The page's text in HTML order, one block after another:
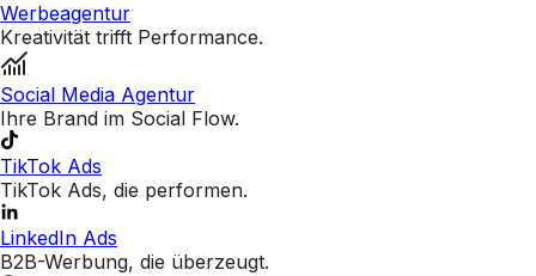
Werbeagentur
Kreativität trifft Performance.
Social Media Agentur
Ihre Brand im Social Flow.
TikTok Ads
TikTok Ads, die performen.
LinkedIn Ads
B2B-Werbung, die überzeugt.